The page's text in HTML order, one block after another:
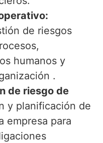
de riesgos
humanos y
.
de riesgo de
y planificación de
empresa para